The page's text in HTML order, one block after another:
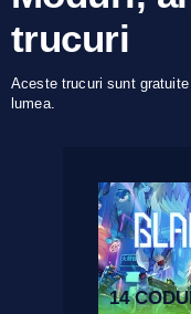
trucuri
Aceste trucuri sunt
lumea.
14